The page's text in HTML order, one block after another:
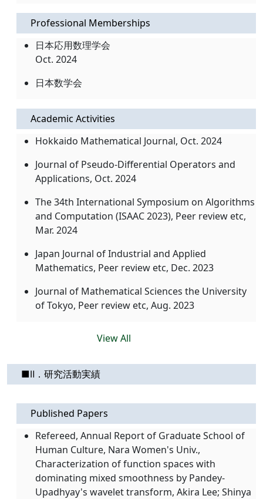
Professional Memberships
日本応用数理学会
Oct. 2024
日本数学会
Academic Activities
Hokkaido Mathematical Journal, Oct. 2024
Journal of Pseudo-Differential Operators and
Applications, Oct. 2024
The 34th International Symposium on Algorithms
and Computation (ISAAC 2023), Peer review etc,
Mar. 2024
Japan Journal of Industrial and Applied
Mathematics, Peer review etc, Dec. 2023
Journal of Mathematical Sciences the University
of Tokyo, Peer review etc, Aug. 2023
View All
■Ⅱ．研究活動実績
Published Papers
Refereed, Annual Report of Graduate School of
Human Culture, Nara Women's Univ.,
Characterization of function spaces with
dominating mixed smoothness by Pandey-
Upadhyay's wavelet transform, Akira Lee; Shinya